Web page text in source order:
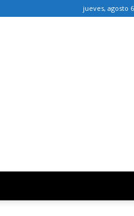
jueves, agosto